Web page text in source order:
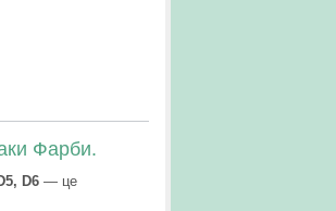
Фарби.
D6 — це